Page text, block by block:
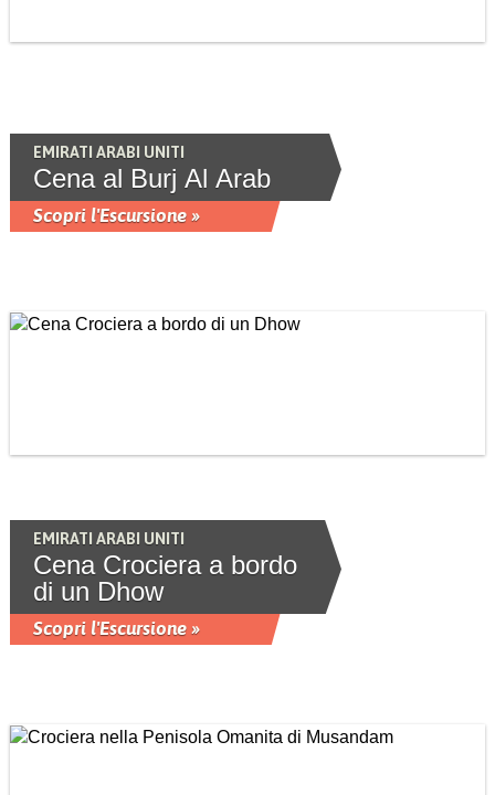
EMIRATI ARABI UNITI
Cena al Burj Al Arab
Scopri l'Escursione »
EMIRATI ARABI UNITI
Cena Crociera a bordo
di un Dhow
Scopri l'Escursione »